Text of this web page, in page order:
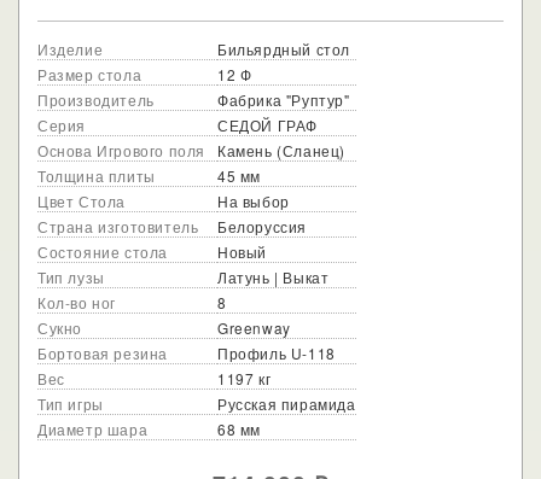
Изделие
Бильярдный стол
Размер стола
12 Ф
Производитель
Фабрика "Руптур"
Серия
СЕДОЙ ГРАФ
Основа Игрового поля
Камень (Сланец)
Толщина плиты
45 мм
Цвет Стола
На выбор
Страна изготовитель
Белоруссия
Состояние стола
Новый
Тип лузы
Латунь | Выкат
Кол-во ног
8
Сукно
Greenway
Бортовая резина
Профиль U-118
Вес
1197 кг
Тип игры
Русская пирамида
Диаметр шара
68 мм